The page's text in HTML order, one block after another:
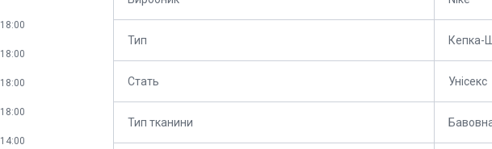
Тип Кепка-
Стать Унісекс
Тип тканини
18:00
18:00
18:00
18:00
14:00